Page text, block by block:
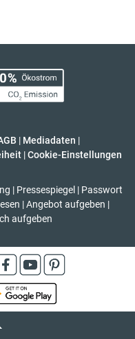
| Mediadaten |
| Cookie-Einstellungen
| Pressespiegel | Passwort
| Angebot aufgeben |
aufgeben